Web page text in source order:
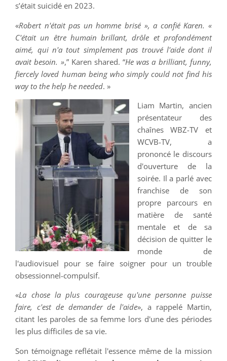
s’était suicidé en 2023.
«Robert n'était pas un homme brisé », a confié Karen. «
C'était un être humain brillant, drôle et profondément
aimé, qui n'a tout simplement pas trouvé l'aide dont il
avait besoin. »,” Karen shared. “He was a brilliant, funny,
fiercely loved human being who simply could not find his
way to the help he needed. »
Liam Martin, ancien
présentateur des
chaînes WBZ-TV et
WCVB-TV, a
prononcé le discours
d'ouverture de la
soirée. Il a parlé avec
franchise de son
propre parcours en
matière de santé
mentale et de sa
décision de quitter le
monde de
l'audiovisuel pour se faire soigner pour un trouble
obsessionnel-compulsif.
«La chose la plus courageuse qu'une personne puisse
faire, c'est de demander de l'aide», a rappelé Martin,
citant les paroles de sa femme lors d'une des périodes
les plus difficiles de sa vie.
Son témoignage reflétait l'essence même de la mission